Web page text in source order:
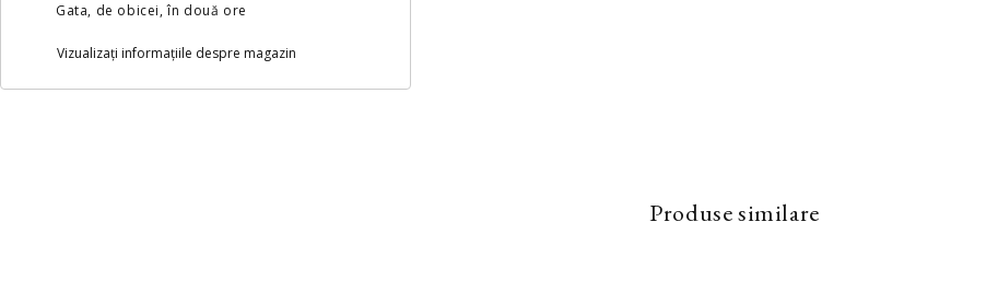
Gata, de obicei, în două ore
Vizualizați informațiile despre magazin
Produse similare